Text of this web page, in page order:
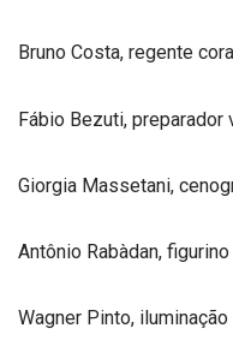
Bruno Costa, regente coral
Fábio Bezuti, preparador
Giorgia Massetani,
Antônio Rabàdan, figurino
Wagner Pinto, iluminação